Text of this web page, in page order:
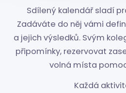
Sdílený kalendář sladí
Zadáváte do něj vámi
a jejich výsledků. Svým
připomínky, rezervovat
volná místa
Každá